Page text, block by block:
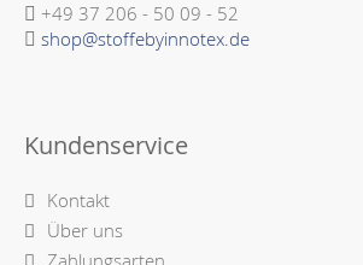
+49 37 206 - 50 09 - 52
shop@stoffebyinnotex.de
Kundenservice
Kontakt
Über uns
Zahlungsarten